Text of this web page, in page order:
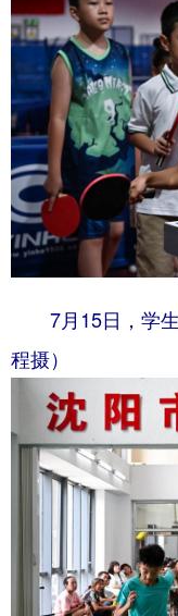
7月15日，学生
程摄）